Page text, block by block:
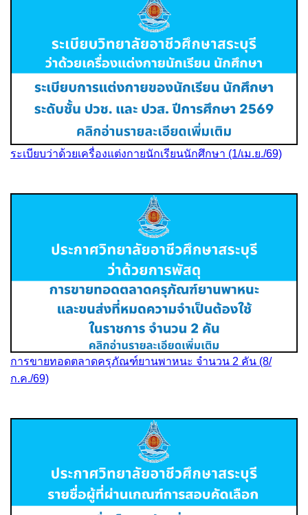
ระเบียบว่าด้วยเครื่องแต่งกายนักเรียนนักศึกษา (1/เม.ย./69)
การขายทอดตลาดครุภัณฑ์ยานพาหนะ จำนวน 2 คัน (8/
ก.ค./69)